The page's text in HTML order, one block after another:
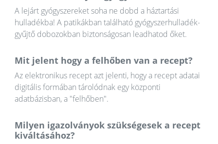
A lejárt gyógyszereket soha ne dobd a háztartási
hulladékba! A patikákban található gyógyszerhulladék-
gyűjtő dobozokban biztonságosan leadhatod őket.
Mit jelent hogy a felhőben van a recept?
Az elektronikus recept azt jelenti, hogy a recept adatai
digitális formában tárolódnak egy központi
adatbázisban, a "felhőben".
Milyen igazolványok szükségesek a recept
kiváltásához?